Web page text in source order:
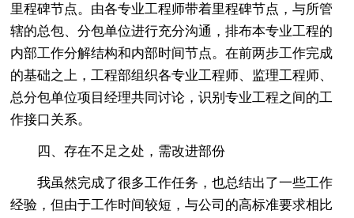
里程碑节点。由各专业工程师带着里程碑节点，与所管
辖的总包、分包单位进行充分沟通，排布本专业工程的
内部工作分解结构和内部时间节点。在前两步工作完成
的基础之上，工程部组织各专业工程师、监理工程师、
总分包单位项目经理共同讨论，识别专业工程之间的工
作接口关系。
四、存在不足之处，需改进部份
我虽然完成了很多工作任务，也总结出了一些工作
经验，但由于工作时间较短，与公司的高标准要求相比